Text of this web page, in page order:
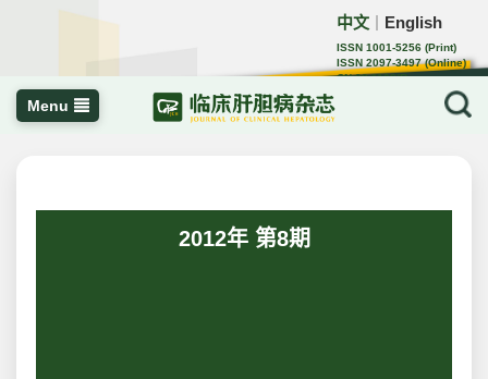
中文 English
ISSN 1001-5256 (Print)
ISSN 2097-3497 (Online)
CN 22-1108/R
Menu
2012年 第8期